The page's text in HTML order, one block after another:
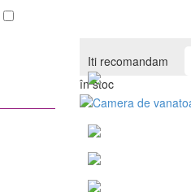
Iti recomandam
în stoc